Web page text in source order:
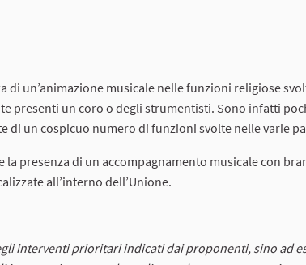
di un’animazione musicale nelle funzioni religiose
presenti un coro o degli strumentisti. Sono infatti
di un cospicuo numero di funzioni svolte nelle varie
presenza di un accompagnamento musicale con
all’interno dell’Unione.
interventi prioritari indicati dai proponenti, sino ad